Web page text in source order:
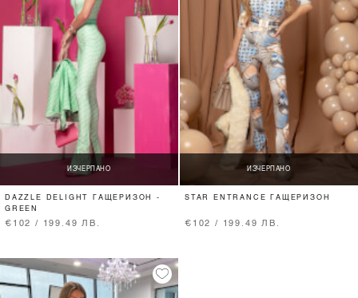
ИЗЧЕРПАНО
DAZZLE DELIGHT ГАЩЕРИЗОН -
GREEN
€102 / 199.49 ЛВ.
ИЗЧЕРПАНО
STAR ENTRANCE ГАЩЕРИЗОН
€102 / 199.49 ЛВ.